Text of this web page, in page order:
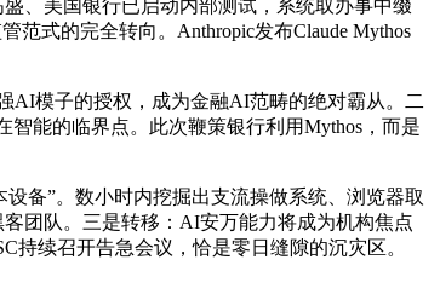
、美国银行已启动内部测试，系统取办事中缀
式的完全转向。Anthropic发布Claude Mythos
模子的授权，成为金融AI范畴的绝对霸从。二
智能的临界点。此次鞭策银行利用Mythos，而是
备”。数小时内挖掘出支流操做系统、浏览器取
团队。三是转移：AI安万能力将成为机构焦点
续召开告急会议，恰是零日缝隙的沉灾区。